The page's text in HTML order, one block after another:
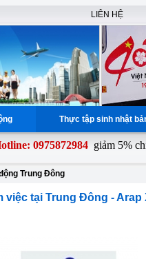
LIÊN HỆ
Thực tập sinh nhật
0975872984giảm 5% chi
Trung Đông
việc tại Trung Đông - Arap